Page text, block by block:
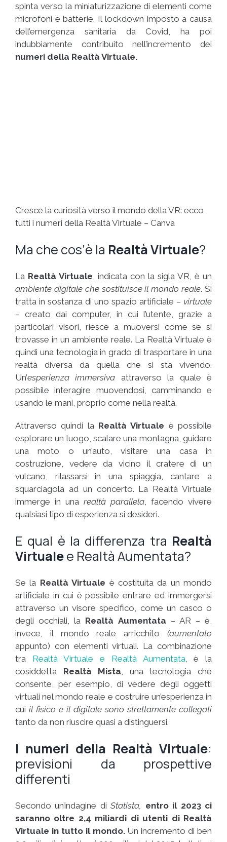
spinta verso la miniaturizzazione di elementi come
microfoni e batterie. Il lockdown imposto a causa
dell’emergenza sanitaria da Covid, ha poi
indubbiamente contribuito nell’incremento dei
numeri della Realtà Virtuale.
Cresce la curiosità verso il mondo della VR: ecco
tutti i numeri della Realtà Virtuale – Canva
Ma che cos’è la Realtà Virtuale?
La Realtà Virtuale, indicata con la sigla VR, è un
ambiente digitale che sostituisce il mondo reale. Si
tratta in sostanza di uno spazio artificiale – virtuale
– creato dai computer, in cui l’utente, grazie a
particolari visori, riesce a muoversi come se si
trovasse in un ambiente reale. La Realtà Virtuale è
quindi una tecnologia in grado di trasportare in una
realtà diversa da quella che si sta vivendo.
Un’esperienza immersiva attraverso la quale è
possibile interagire muovendosi, camminando e
usando le mani, proprio come nella realtà.
Attraverso quindi la Realtà Virtuale è possibile
esplorare un luogo, scalare una montagna, guidare
una moto o un’auto, visitare una casa in
costruzione, vedere da vicino il cratere di un
vulcano, rilassarsi in una spiaggia, cantare a
squarciagola ad un concerto. La Realtà Virtuale
immerge in una realtà parallela, facendo vivere
qualsiasi tipo di esperienza si desideri.
E qual è la differenza tra Realtà
Virtualee Realtà Aumentata?
Se la Realtà Virtuale è costituita da un mondo
artificiale in cui è possibile entrare ed immergersi
attraverso un visore specifico, come un casco o
degli occhiali, la Realtà Aumentata – AR – è,
invece, il mondo reale arricchito (aumentato
appunto) con elementi virtuali. La combinazione
tra Realtà Virtuale e Realtà Aumentata, è la
cosiddetta Realtà Mista, una tecnologia che
consente, per esempio, di vedere degli oggetti
virtuali nel mondo reale e costruire un’esperienza in
cui il fisico e il digitale sono strettamente collegati
tanto da non riuscire quasi a distinguersi.
I numeri della Realtà Virtuale:
previsioni da prospettive
differenti
Secondo un’indagine diStatista, entro il 2023 ci
saranno oltre 2,4 miliardi di utenti di Realtà
Virtuale in tutto il mondo.Un incremento di ben